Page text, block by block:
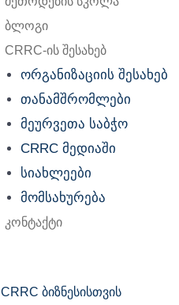
ბლოგი
CRRC-ის შესახებ
ორგანიზაციის შესახებ
თანამშრომლები
მეურვეთა საბჭო
CRRC მედიაში
სიახლეები
მომსახურება
კონტაქტი
CRRC ბიზნესისთვის